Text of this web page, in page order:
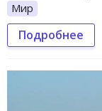
Мир
Подробнее